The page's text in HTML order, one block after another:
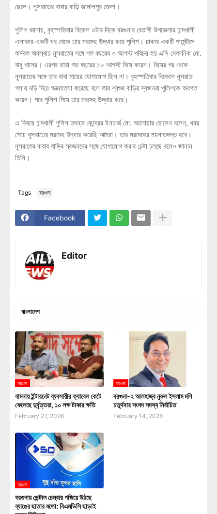
ছেলে। নুসরাতের বাবার বাড়ি জামালপুর জেলা।
পুলিশ জানায়, বৃহস্পতিবার বিকেল ৩টার দিকে বরগুনার বেতাগী উপজেলার চান্দখালী
এলাকার একটি ঘর থেকে তার মরদেহ উদ্ধার করে পুলিশ। ঢাকার একটি গার্মেন্টসে
কর্মরত অবস্থায় নুসরাতের সঙ্গে গত বছরের ৩ আগস্ট পরিচয় হয় এসি মেকানিক মো.
বাবু খানের। এরপর তারা গত বছরের ১৮ আগস্ট বিয়ে করেন। বিয়ের পর থেকে
নুসরাতের সঙ্গে তার বাবা মায়ের যোগাযোগ ছিল না। বৃহস্পতিবার বিকেলে নুসরাত
গলায় দড়ি দিয়ে আত্মহত্যা করেছে বলে তার শ্বশুর বাড়ির স্বজনরা পুলিশকে অবগত
করেন। পরে পুলিশ গিয়ে তার মরদেহ উদ্ধার করে।
এ বিষয়ে চান্দখালী পুলিশ তদন্ত কেন্দ্রের ইনচার্জ মো. আনোয়ার হোসেন বলেন, খবর
পেয়ে নুসরাতের মরদেহ উদ্ধার করেছি আমরা। তার মরদেহের ময়নাতদন্ত হবে।
নুসরাতের বাবার বাড়ির স্বজনদের সঙ্গে যোগাযোগ করার চেষ্টা চলছে বলেও জানান
তিনি।
Tags বরগুনা
Facebook
Editor
বাংলাদেশ
বরগুনা
বামনায় ইন্টারনেট ব্যবসায়ীর ক্যাবেল কেটে
ফেলেছে দুর্বৃত্তরা, ১০ লক্ষ টাকার ক্ষতি
February 27, 2026
বরগুনা
বরগুনা-২ আলহাজ্ব নুরুল ইসলাম মণি
চতুর্থবার সংসদ সদস্য নির্বাচিত
February 14, 2026
বরগুনা
বরগুনায় ডেন্টাল চেম্বার গজিয়ে উঠছে
ব্যাঙের ছাতার মতো: বিএমডিসি ছাড়াই